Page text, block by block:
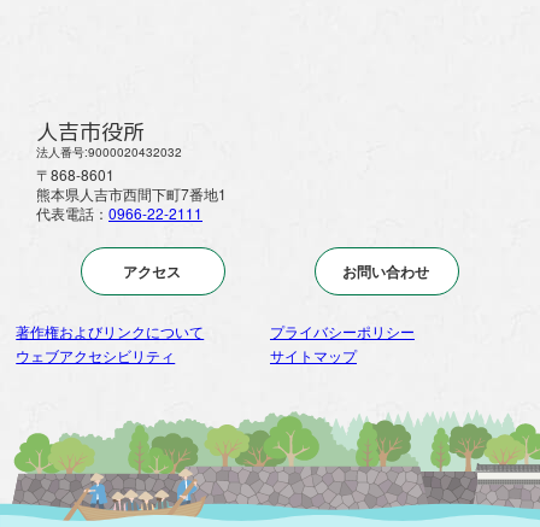
人吉市役所
法人番号:9000020432032
〒868-8601
熊本県人吉市西間下町7番地1
代表電話： 0966-22-2111
アクセス お問い合わせ
著作権およびリンクについて
プライバシーポリシー
ウェブアクセシビリティ
サイトマップ